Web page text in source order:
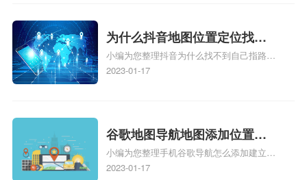
相关地图标注知识，详情可查看下方正文！
为什么抖音地图位置定位找不
到了？抖音为什么找不到当前
定位了？
小编为您整理抖音为什么找不到自己指路人
地图标注服务中心铺的位置、地图位置更新
服务中心位置、抖音突然不显示定位了相关
地图标注知识，详情可查看下方正文！
2023-01-17
谷歌地图导航地图添加位置？
添加谷歌地图导航位置？
小编为您整理手机谷歌导航怎么添加建立多
人位置、如何在地图，谷歌地图添加公司位
2023-01-17